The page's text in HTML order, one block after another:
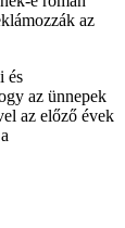
az
és
az ünnepek
az előző évek